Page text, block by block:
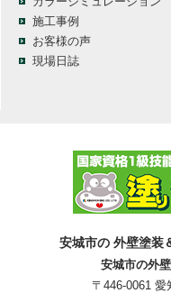
施工事例
お客様の声
現場日誌
安城市の 外壁塗装
安城市の外
〒446-0061 愛